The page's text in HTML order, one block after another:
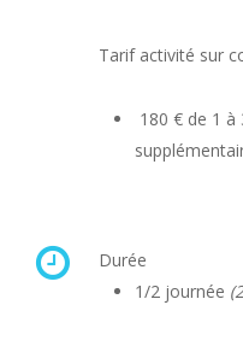
Tarif activité sur
180 € de 1 à
Durée
1/2 journée